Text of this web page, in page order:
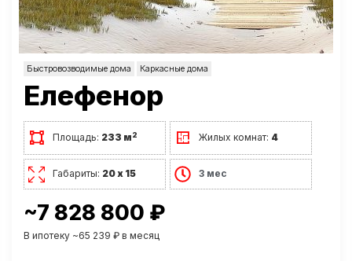
Быстровозводимые дома Каркасные дома
Елефенор
Площадь: 233 м2 Жилых комнат: 4
Габариты: 20 х 15 3 мес
~7 828 800 ₽
В ипотеку ~65 239 ₽ в месяц